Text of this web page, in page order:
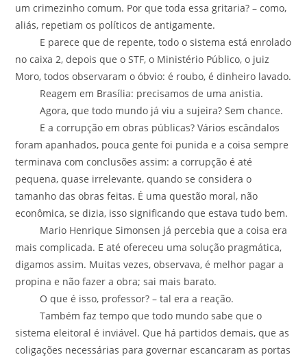
um crimezinho comum. Por que toda essa gritaria? – como,
aliás, repetiam os políticos de antigamente.
E parece que de repente, todo o sistema está enrolado
no caixa 2, depois que o STF, o Ministério Público, o juiz
Moro, todos observaram o óbvio: é roubo, é dinheiro lavado.
Reagem em Brasília: precisamos de uma anistia.
Agora, que todo mundo já viu a sujeira? Sem chance.
E a corrupção em obras públicas? Vários escândalos
foram apanhados, pouca gente foi punida e a coisa sempre
terminava com conclusões assim: a corrupção é até
pequena, quase irrelevante, quando se considera o
tamanho das obras feitas. É uma questão moral, não
econômica, se dizia, isso significando que estava tudo bem.
Mario Henrique Simonsen já percebia que a coisa era
mais complicada. E até ofereceu uma solução pragmática,
digamos assim. Muitas vezes, observava, é melhor pagar a
propina e não fazer a obra; sai mais barato.
O que é isso, professor? – tal era a reação.
Também faz tempo que todo mundo sabe que o
sistema eleitoral é inviável. Que há partidos demais, que as
coligações necessárias para governar escancaram as portas